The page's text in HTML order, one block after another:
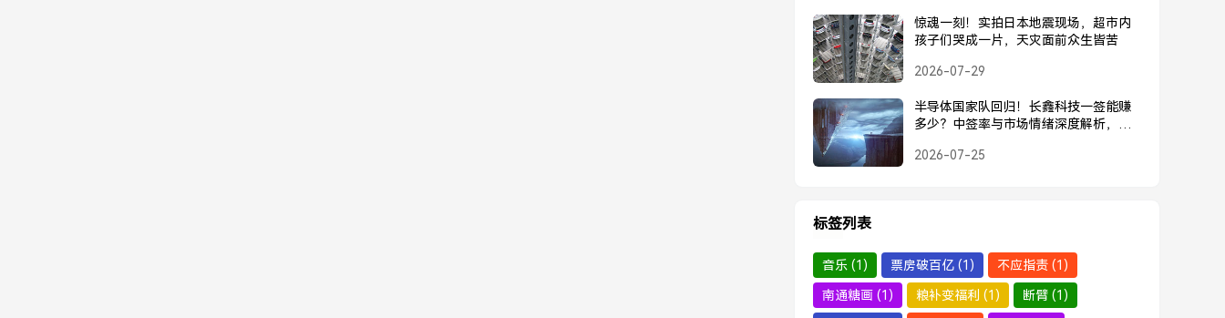
惊魂一刻！实拍日本地震现场，超市内
孩子们哭成一片，天灾面前众生皆苦
2026-07-29
半导体国家队回归！长鑫科技一签能赚
多少？中签率与市场情绪深度解析，半
少？中签率与市场情绪深度解析
2026-07-25
标签列表
音乐 (1) 票房破百亿 (1) 不应指责 (1)
南通糖画 (1) 粮补变福利 (1) 断臂 (1)